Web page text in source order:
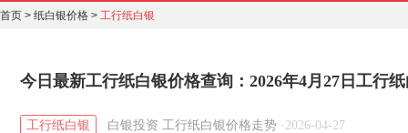
首页 > 纸白银价格 > 工行纸白银
今日最新工行纸白银价格查询：2026年4月27日工行
工行纸白银 白银投资 工行纸白银价格走势 · 2026-04-27